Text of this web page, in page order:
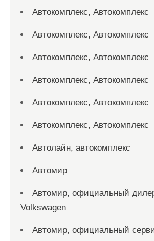
Автокомплекс, Автокомплекс
Автокомплекс, Автокомплекс
Автокомплекс, Автокомплекс
Автокомплекс, Автокомплекс
Автокомплекс, Автокомплекс
Автокомплекс, Автокомплекс
Автолайн, автокомплекс
Автомир
Автомир, официальный
Volkswagen
Автомир, официальный